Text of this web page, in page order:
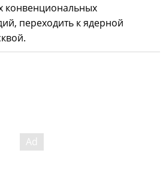
конвенциональных
переходить к ядерной